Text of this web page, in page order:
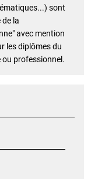
sont
la
avec mention
les diplômes du
professionnel.